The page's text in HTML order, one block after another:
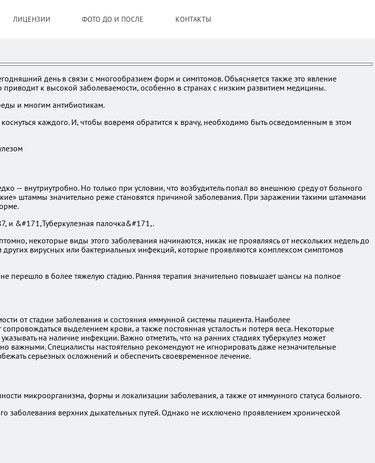
ЛИЦЕНЗИИ ФОТО ДО И ПОСЛЕ КОНТАКТЫ
день в связи с многообразием форм и симптомов. Объясняется также это явление
к высокой заболеваемости, особенно в странах с низким развитием медицины.
и многим антибиотикам.
каждого. И, чтобы вовремя обратится к врачу, необходимо быть осведомленным в этом
— внутриутробно. Но только при условии, что возбудитель попал во внешнюю среду от больного
штаммы значительно реже становятся причиной заболевания. При заражении такими штаммами
и &#171,Туберкулезная палочка&#171,.
некоторые виды этого заболевания начинаются, никак не проявляясь от нескольких недель до
вирусных или бактериальных инфекций, которые проявляются комплексом симптомов
перешло в более тяжелую стадию. Ранняя терапия значительно повышает шансы на полное
от стадии заболевания и состояния иммунной системы пациента. Наиболее
выделением крови, а также постоянная усталость и потеря веса. Некоторые
на наличие инфекции. Важно отметить, что на ранних стадиях туберкулез может
важными. Специалисты настоятельно рекомендуют не игнорировать даже незначительные
серьезных осложнений и обеспечить своевременное лечение.
микроорганизма, формы и локализации заболевания, а также от иммунного статуса больного.
заболевания верхних дыхательных путей. Однако не исключено проявлением хронической